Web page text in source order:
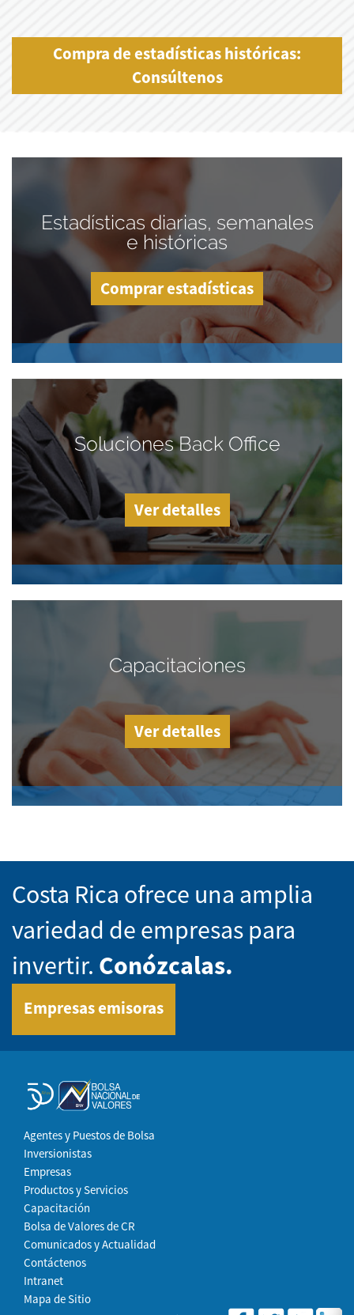
Compra de estadísticas históricas:
Consúltenos
Estadísticas diarias, semanales
e históricas
Comprar estadísticas
Soluciones Back Office
Ver detalles
Capacitaciones
Ver detalles
Costa Rica ofrece una amplia
variedad de empresas para
invertir. Conózcalas.
Empresas emisoras
Agentes y Puestos de Bolsa
Inversionistas
Empresas
Productos y Servicios
Capacitación
Bolsa de Valores de CR
Comunicados y Actualidad
Contáctenos
Intranet
Mapa de Sitio